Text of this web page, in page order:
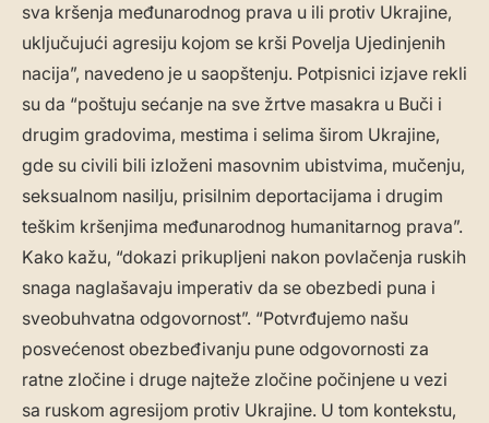
sva kršenja međunarodnog prava u ili protiv Ukrajine,
uključujući agresiju kojom se krši Povelja Ujedinjenih
nacija”, navedeno je u saopštenju. Potpisnici izjave rekli
su da “poštuju sećanje na sve žrtve masakra u Buči i
drugim gradovima, mestima i selima širom Ukrajine,
gde su civili bili izloženi masovnim ubistvima, mučenju,
seksualnom nasilju, prisilnim deportacijama i drugim
teškim kršenjima međunarodnog humanitarnog prava”.
Kako kažu, “dokazi prikupljeni nakon povlačenja ruskih
snaga naglašavaju imperativ da se obezbedi puna i
sveobuhvatna odgovornost”. “Potvrđujemo našu
posvećenost obezbeđivanju pune odgovornosti za
ratne zločine i druge najteže zločine počinjene u vezi
sa ruskom agresijom protiv Ukrajine. U tom kontekstu,